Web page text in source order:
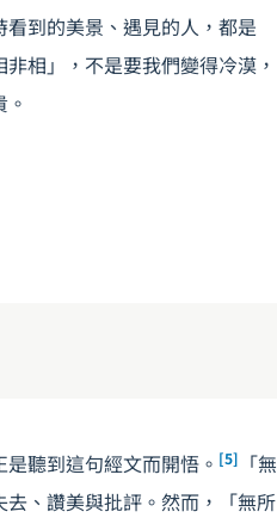
到的美景、遇見的人，都是
相」，不是要我們變得冷漠，
聽到這句經文而開悟。 [5]
「無
、讚美與批評。然而，「無所